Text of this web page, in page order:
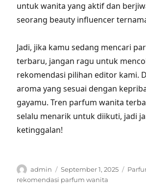
untuk wanita yang aktif dan
seorang beauty influencer
Jadi, jika kamu sedang mencari
terbaru, jangan ragu untuk
rekomendasi pilihan editor kami.
aroma yang sesuai dengan
gayamu. Tren parfum wanita
selalu menarik untuk diikuti, jadi
ketinggalan!
Author
admin
Posted
on
September 1, 2025
rekomendasi parfum wanita